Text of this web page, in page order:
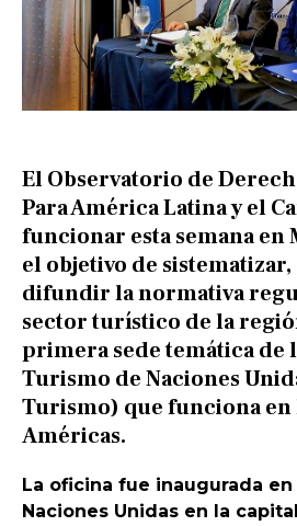
El Observatorio de
Para América Latina y el
funcionar esta semana en
el objetivo de
difundir la normativa
sector turístico de la
primera sede temática de
Turismo de Naciones
Turismo) que funciona en
Américas.
La oficina fue inaugurada en
Naciones Unidas en la